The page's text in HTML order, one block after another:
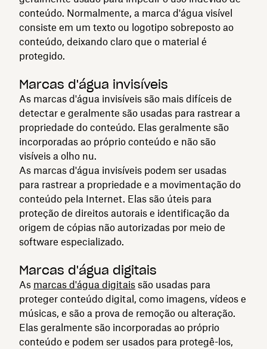
conteúdo. Normalmente, a marca d'água visível
consiste em um texto ou logotipo sobreposto ao
conteúdo, deixando claro que o material é
protegido.
Marcas d'água invisíveis
As marcas d'água invisíveis são mais difíceis de
detectar e geralmente são usadas para rastrear a
propriedade do conteúdo. Elas geralmente são
incorporadas ao próprio conteúdo e não são
visíveis a olho nu.
As marcas d'água invisíveis podem ser usadas
para rastrear a propriedade e a movimentação do
conteúdo pela Internet. Elas são úteis para
proteção de direitos autorais e identificação da
origem de cópias não autorizadas por meio de
software especializado.
Marcas d'água digitais
As marcas d'água digitais são usadas para
proteger conteúdo digital, como imagens, vídeos e
músicas, e são a prova de remoção ou alteração.
Elas geralmente são incorporadas ao próprio
conteúdo e podem ser usados para protegê-los,